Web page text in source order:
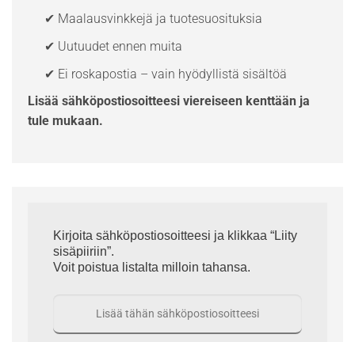
✔ Maalausvinkkejä ja tuotesuosituksia
✔ Uutuudet ennen muita
✔ Ei roskapostia – vain hyödyllistä sisältöä
Lisää sähköpostiosoitteesi viereiseen kenttään ja
tule mukaan.
Kirjoita sähköpostiosoitteesi ja klikkaa “Liity
sisäpiiriin”.
Voit poistua listalta milloin tahansa.